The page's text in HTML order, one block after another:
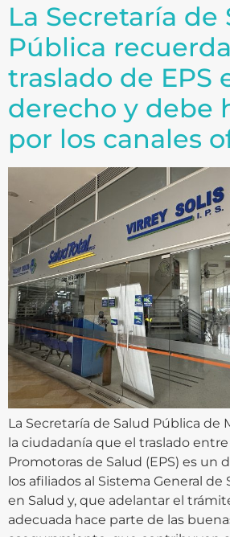
La Secretaría de
Pública
traslado de EPS
derecho y debe
por los canales
La Secretaría de Salud Pública de
la ciudadanía que el traslado
Promotoras de Salud (EPS) es un
los afiliados al Sistema General de
en Salud y, que adelantar el
adecuada hace parte de las